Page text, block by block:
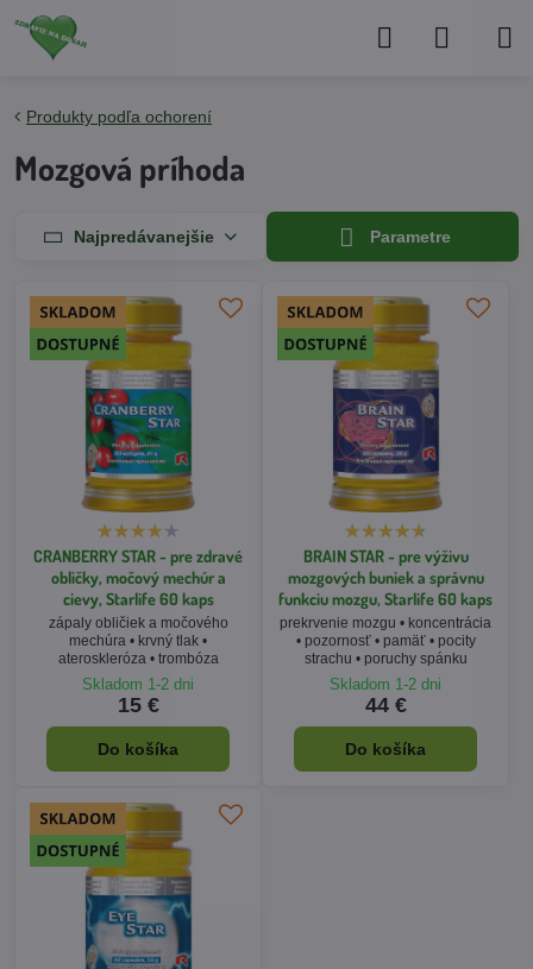
Produkty podľa ochorení
Mozgová príhoda
Najpredávanejšie Parametre
CRANBERRY STAR - pre zdravé
obličky, močový mechúr a
cievy, Starlife 60 kaps
zápaly obličiek a močového
mechúra • krvný tlak •
ateroskleróza • trombóza
Skladom 1-2 dni
15 €
Do košíka
BRAIN STAR - pre výživu
mozgových buniek a správnu
funkciu mozgu, Starlife 60 kaps
prekrvenie mozgu • koncentrácia
• pozornosť • pamäť • pocity
strachu • poruchy spánku
Skladom 1-2 dni
44 €
Do košíka